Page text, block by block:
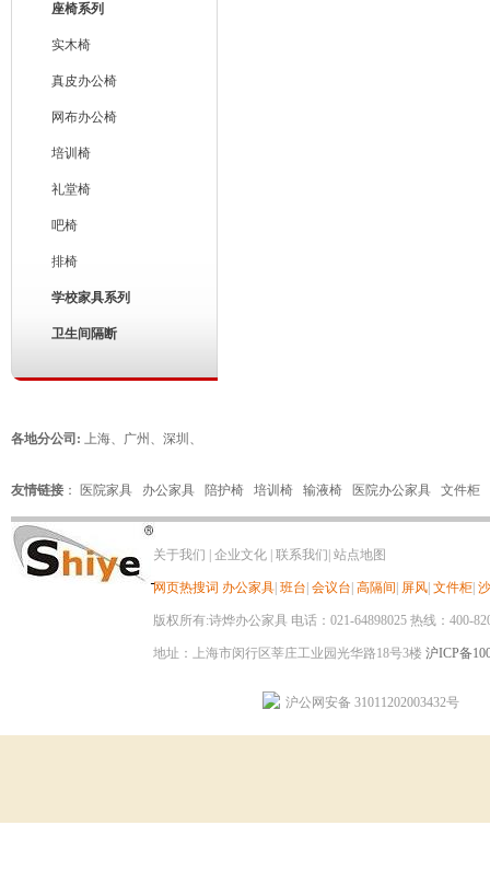
座椅系列
实木椅
真皮办公椅
网布办公椅
培训椅
礼堂椅
吧椅
排椅
学校家具系列
卫生间隔断
各地分公司: 上海、 广州 、 深圳 、
友情链接 ： 医院家具 办公家具 陪护椅 培训椅 输液椅 医院办公家具 文件柜
关于我们 企业文化 联系我们 站点地图
网页热搜词 办公家具 班台 会议台 高隔间 屏风 文件柜
版权所有:诗烨办公家具 电话：021-64898025 热线：400-
地址：上海市闵行区莘庄工业园光华路18号3楼 沪ICP备
沪公网安备 31011202003432号